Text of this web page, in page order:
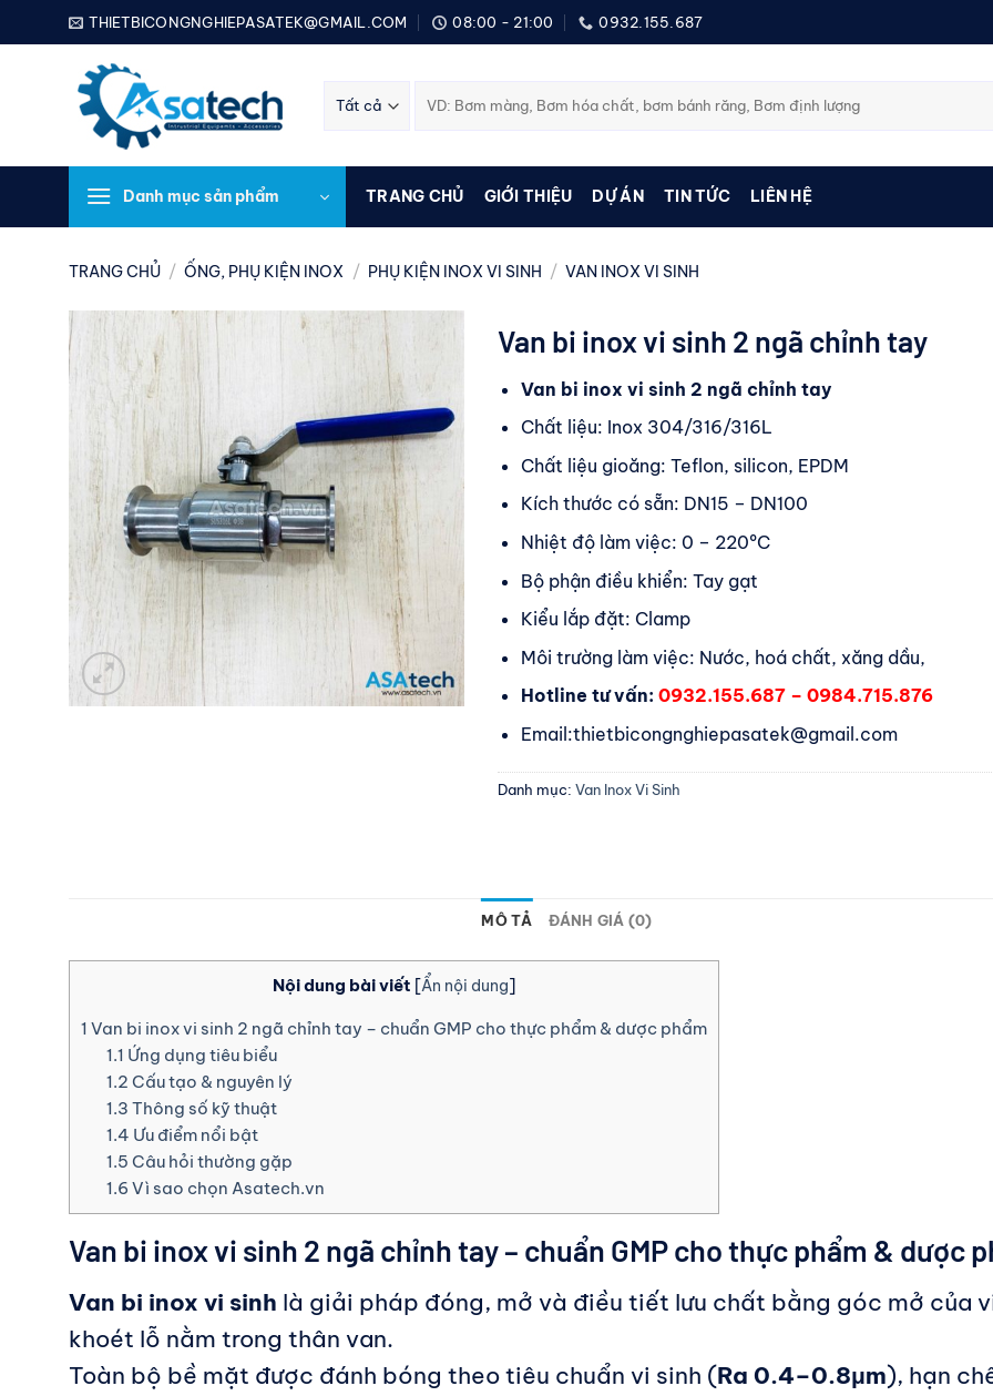
qua
THIETBICONGNGHIEPASATEK@GMAIL.COM 08:00 - 21:00 0932.155.687
kiếm:
Danh mục sản phẩm TRANG CHỦ GIỚI THIỆU DỰ ÁN TIN TỨC LIÊN HỆ
TRANG CHỦ / ỐNG, PHỤ KIỆN INOX / PHỤ KIỆN INOX VI SINH / VAN INOX VI SINH
Van bi inox vi sinh 2 ngã chỉnh tay
Van bi inox vi sinh 2 ngã chỉnh tay
Chất liệu: Inox 304/316/316L
Chất liệu gioăng: Teflon, silicon, EPDM
Kích thước có sẵn: DN15 – DN100
Nhiệt độ làm việc: 0 – 220ºC
Bộ phận điều khiển: Tay gạt
Kiểu lắp đặt: Clamp
Môi trường làm việc: Nước, hoá chất, xăng dầu,
Hotline tư vấn: 0932.155.687 – 0984.715.876
Email:thietbicongnghiepasatek@gmail.com
Danh mục:Van Inox Vi Sinh
MÔ TẢ ĐÁNH GIÁ (0)
Nội dung bài viết [Ẩn nội dung]
1 Van bi inox vi sinh 2 ngã chỉnh tay – chuẩn GMP cho thực phẩm & dược phẩm
1.1 Ứng dụng tiêu biểu
1.2 Cấu tạo & nguyên lý
1.3 Thông số kỹ thuật
1.4 Ưu điểm nổi bật
1.5 Câu hỏi thường gặp
1.6 Vì sao chọn Asatech.vn
Van bi inox vi sinh 2 ngã chỉnh tay – chuẩn GMP cho thực phẩm & dược
Van bi inox vi sinh là giải pháp đóng, mở và điều tiết lưu chất bằng góc mở của
khoét lỗ nằm trong thân van.
Toàn bộ bề mặt được đánh bóng theo tiêu chuẩn vi sinh (Ra 0.4–0.8μm), hạn